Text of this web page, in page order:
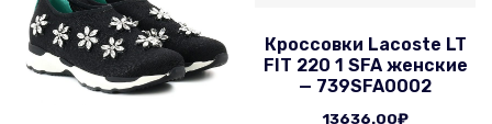
Кроссовки Lacoste LT
FIT 220 1 SFA женские
— 739SFA0002
13636.00₽